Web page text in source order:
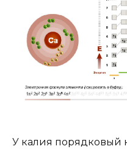
У калия